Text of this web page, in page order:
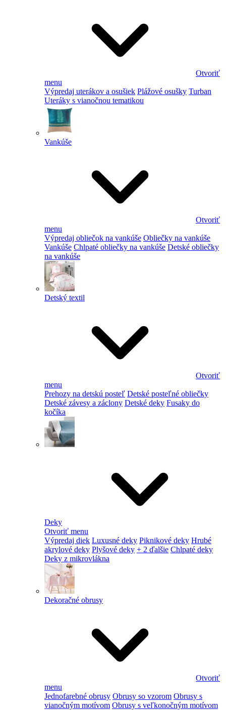
Otvoriť
menu
Výpredaj uterákov a osušiek Plážové osušky Turban
Uteráky s vianočnou tematikou
Vankúše
Otvoriť
menu
Výpredaj obliečok na vankúše Obliečky na vankúše
Vankúše Chlpaté obliečky na vankúše Detské obliečky
na vankúše
Detský textil
Otvoriť
menu
Prehozy na detskú posteľ Detské posteľné obliečky
Detské závesy a záclony Detské deky Fusaky do
kočíka
Deky
Otvoriť menu
Výpredaj diek Luxusné deky Piknikové deky Hrubé
akrylové deky Plyšové deky + 2 ďalšie Chlpaté deky
Deky z mikrovlákna
Dekoračné obrusy
Otvoriť
menu
Jednofarebné obrusy Obrusy so vzorom Obrusy s
vianočným motívom Obrusy s veľkonočným motívom